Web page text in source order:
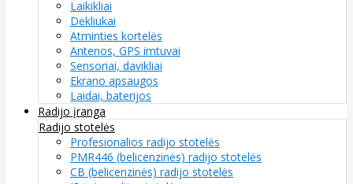
Laikikliai
Dėkliukai
Atminties kortelės
Antenos, GPS imtuvai
Sensoriai, davikliai
Ekrano apsaugos
Laidai, baterijos
Radijo įranga
Radijo stotelės
Profesionalios radijo stotelės
PMR446 (belicenzinės) radijo stotelės
CB (belicenzinės) radijo stotelės